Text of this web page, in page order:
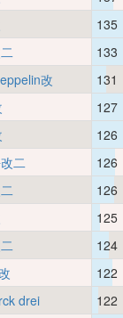
135
133
改
131
127
126
二
126
126
125
124
122
drei
122